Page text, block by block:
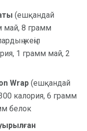
(ешқандай
май, 8 грамм
жеңіл
1 грамм май, 2
Wrap (ешқандай
калория, 6 грамм
белок